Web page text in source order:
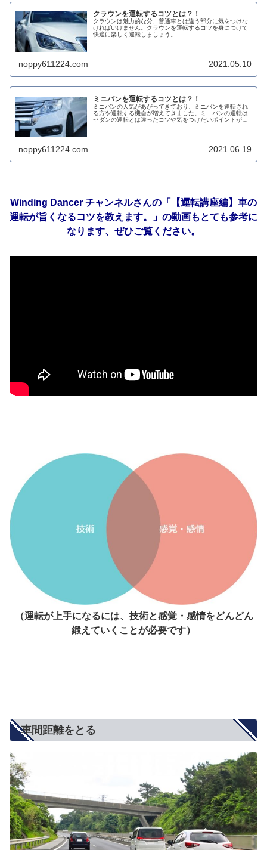
クラウンを運転するコツとは？！
クラウンは魅力的な分、普通車とは違う部分に気をつけな
ければいけません。クラウンを運転するコツを身につけて
快適に楽しく運転しましょう。
noppy611224.com 2021.05.10
ミニバンを運転するコツとは？！
ミニバンの人気があがってきており、ミニバンを運転され
る方や運転する機会が増えてきました。ミニバンの運転は
セダンの運転とは違ったコツや気をつけたいポイントがあ
noppy611224.com 2021.06.19
Winding Dancer チャンネルさんの「【運転講座編】車の
運転が旨くなるコツを教えます。」の動画もとても参考に
なります、ぜひご覧ください。
（運転が上手になるには、技術と感覚・感情をどんどん
鍛えていくことが必要です）
車間距離をとる